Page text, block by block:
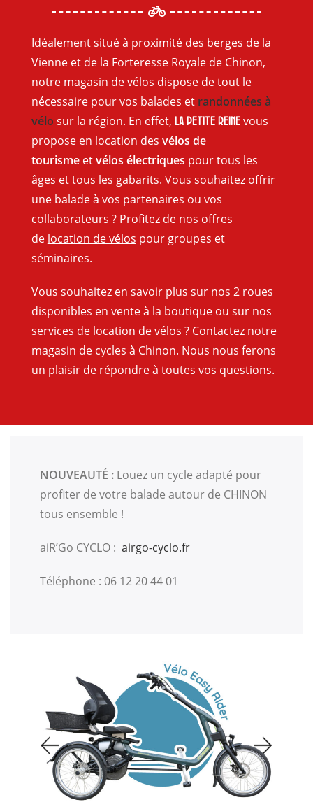
Idéalement situé à proximité des berges de la
Vienne et de la Forteresse Royale de Chinon,
notre magasin de vélos dispose de tout le
nécessaire pour vos balades et randonnées à
vélo sur la région. En effet, La Petite Reinevous
propose en location des vélos de
tourismeetvélos électriques pour tous les
âges et tous les gabarits. Vous souhaitez offrir
une balade à vos partenaires ou vos
collaborateurs ? Profitez de nos offres
de location de vélos pour groupes et
séminaires.
Vous souhaitez en savoir plus sur nos 2 roues
disponibles en vente à la boutique ou sur nos
services de location de vélos ? Contactez notre
magasin de cycles à Chinon. Nous nous ferons
un plaisir de répondre à toutes vos questions.
NOUVEAUTÉ :Louez un cycle adapté pour
profiter de votre balade autour de CHINON
tous ensemble !
aiR’Go CYCLO : airgo-cyclo.fr
Téléphone : 06 12 20 44 01